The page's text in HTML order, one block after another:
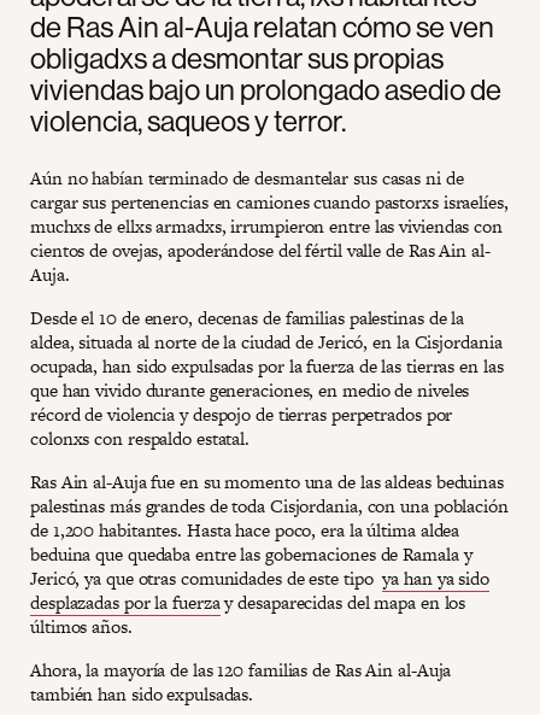
de Ras Ain al-Auja relatan cómo se ven
obligadxs a desmontar sus propias
viviendas bajo un prolongado asedio de
violencia, saqueos y terror.
Aún no habían terminado de desmantelar sus casas ni de
cargar sus pertenencias en camiones cuando pastorxs israelíes,
muchxs de ellxs armadxs, irrumpieron entre las viviendas con
cientos de ovejas, apoderándose del fértil valle de Ras Ain al-
Auja.
Desde el 10 de enero, decenas de familias palestinas de la
aldea, situada al norte de la ciudad de Jericó, en la Cisjordania
ocupada, han sido expulsadas por la fuerza de las tierras en las
que han vivido durante generaciones, en medio de niveles
récord de violencia y despojo de tierras perpetrados por
colonxs con respaldo estatal.
Ras Ain al-Auja fue en su momento una de las aldeas beduinas
palestinas más grandes de toda Cisjordania, con una población
de 1,200 habitantes. Hasta hace poco, era la última aldea
beduina que quedaba entre las gobernaciones de Ramala y
Jericó, ya que otras comunidades de este tipoya han ya sido
desplazadas por la fuerzay desaparecidas del mapa en los
últimos años.
Ahora, la mayoría de las 120 familias de Ras Ain al-Auja
también han sido expulsadas.